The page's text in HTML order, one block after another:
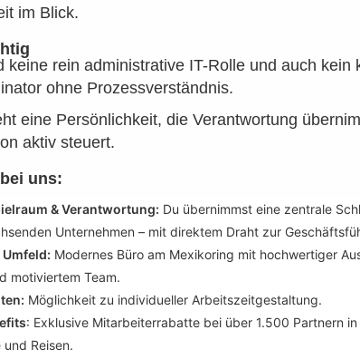
im Blick.
keine rein administrative IT-Rolle und auch kein
ohne Prozessverständnis.
eine Persönlichkeit, die Verantwortung
aktiv steuert.
uns:
& Verantwortung: Du übernimmst eine zentrale
Unternehmen – mit direktem Draht zur
Modernes Büro am Mexikoring mit hochwertiger
motiviertem Team.
Möglichkeit zu individueller Arbeitszeitgestaltung.
: Exklusive Mitarbeiterrabatte bei über 1.500 Partnern
Reisen.